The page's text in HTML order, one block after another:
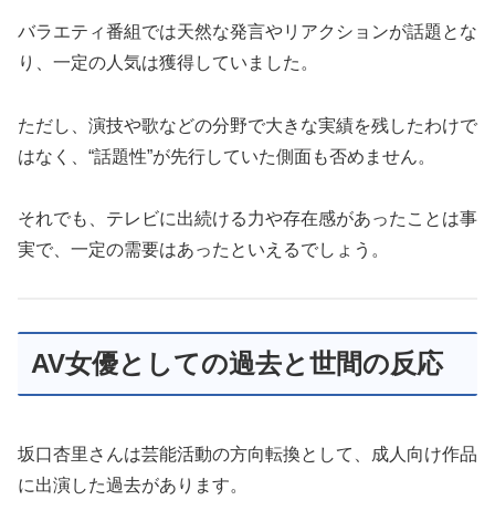
バラエティ番組では天然な発言やリアクションが話題とな
り、一定の人気は獲得していました。
ただし、演技や歌などの分野で大きな実績を残したわけで
はなく、“話題性”が先行していた側面も否めません。
それでも、テレビに出続ける力や存在感があったことは事
実で、一定の需要はあったといえるでしょう。
AV女優としての過去と世間の反応
坂口杏里さんは芸能活動の方向転換として、成人向け作品
に出演した過去があります。